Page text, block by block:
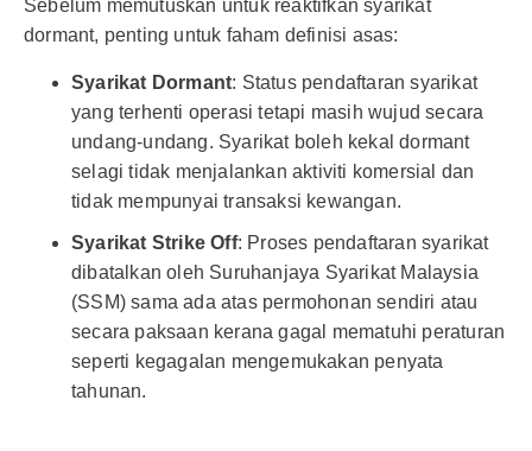
Sebelum memutuskan untuk reaktifkan syarikat
dormant, penting untuk faham definisi asas:
Syarikat Dormant: Status pendaftaran syarikat
yang terhenti operasi tetapi masih wujud secara
undang-undang. Syarikat boleh kekal dormant
selagi tidak menjalankan aktiviti komersial dan
tidak mempunyai transaksi kewangan.
Syarikat Strike Off: Proses pendaftaran syarikat
dibatalkan oleh Suruhanjaya Syarikat Malaysia
(SSM) sama ada atas permohonan sendiri atau
secara paksaan kerana gagal mematuhi peraturan
seperti kegagalan mengemukakan penyata
tahunan.